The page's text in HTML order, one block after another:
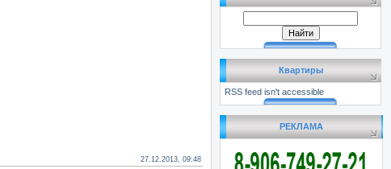
27.12.2013, 09:48
Квартиры
RSS feed isn't accessible
РЕКЛАМА